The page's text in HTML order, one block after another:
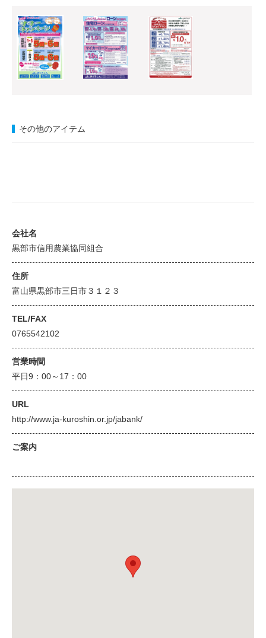
その他のアイテム
会社名
黒部市信用農業協同組合
住所
富山県黒部市三日市３１２３
TEL/FAX
0765542102
営業時間
平日9：00～17：00
URL
http://www.ja-kuroshin.or.jp/jabank/
ご案内